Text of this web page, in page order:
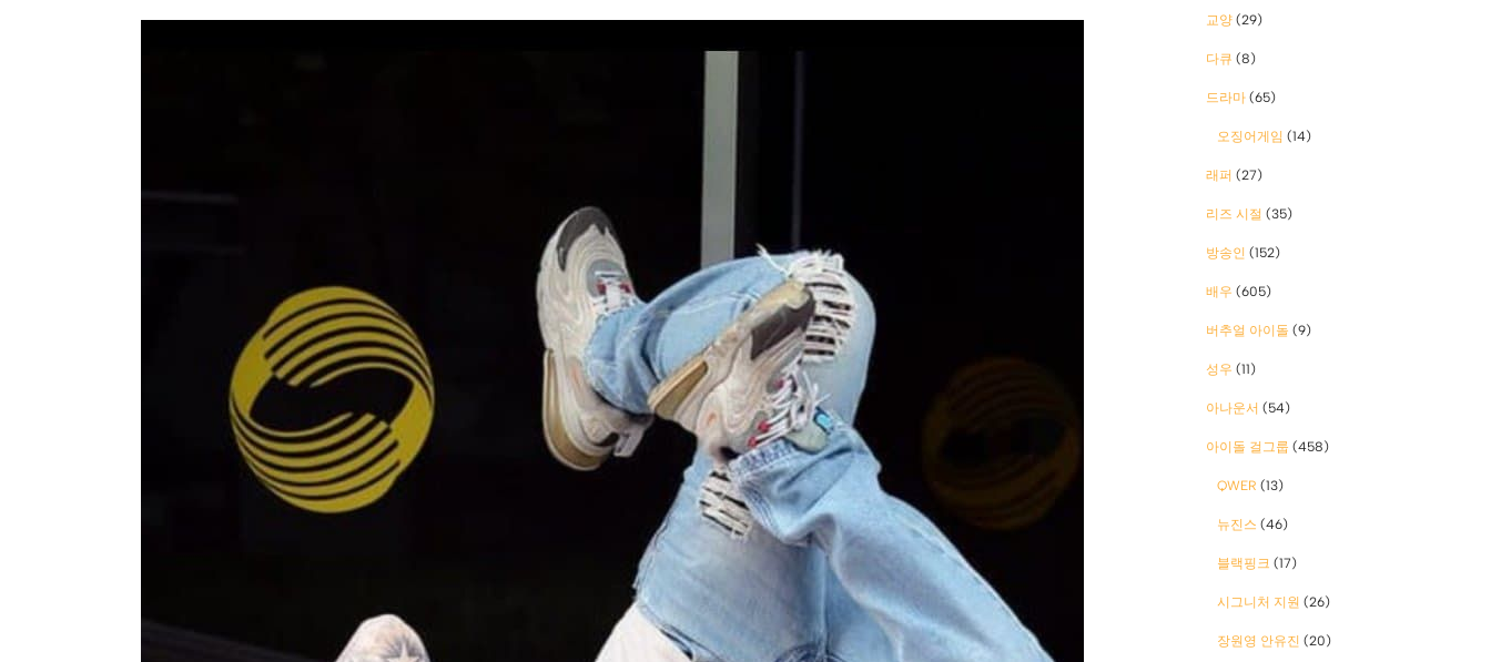
교양 (29)
다큐 (8)
드라마 (65)
오징어게임 (14)
래퍼 (27)
리즈 시절 (35)
방송인 (152)
배우 (605)
버추얼 아이돌 (9)
성우 (11)
아나운서 (54)
아이돌 걸그룹 (458)
QWER (13)
뉴진스 (46)
블랙핑크 (17)
시그니처 지원 (26)
장원영 안유진 (20)